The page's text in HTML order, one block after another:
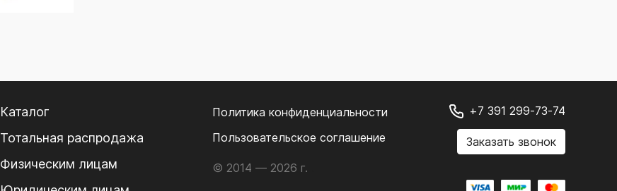
Каталог
Тотальная распродажа
Физическим лицам
Политика конфиденциальности
Пользовательское соглашение
© 2014 — 2026 г.
+7 391 299-73-74
Заказать звонок